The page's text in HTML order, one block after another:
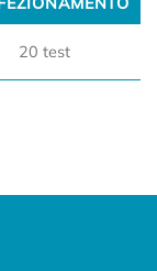
20 test